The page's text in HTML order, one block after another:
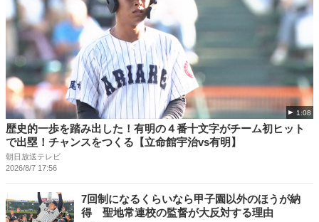
1:08
歴史的一歩を踏み出した！有明の４番十文字がチーム初ヒット
で出塁！チャンスをつくる【立命館宇治vs有明】
朝日放送テレビ
2026/8/7 17:56
7回制になるくらいなら甲子園以外のほうが納
得 聖地常連校の監督が大反対する理由